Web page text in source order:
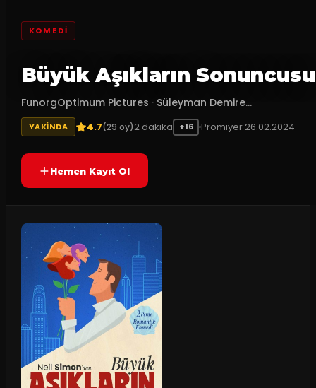
KOMEDI
Büyük Aşıkların Sonuncusu
FunorgOptimum Pictures · Süleyman Demire...
YAKINDA 4.7(29 oy)2 dakika +16 Prömiyer 26.02.2024
Hemen Kayıt Ol